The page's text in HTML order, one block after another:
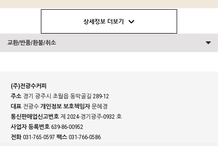
교환/반품/환불/취소
(주)전광수커피
주소 경기 광주시 초월읍 동막골길 289-12
대표 전광수개인정보 보호책임자문혜경
통신판매업신고번호 제 2024-경기광주-0932 호
사업자 등록번호 639-86-00952
전화 031-765-0597팩스 031-766-0586